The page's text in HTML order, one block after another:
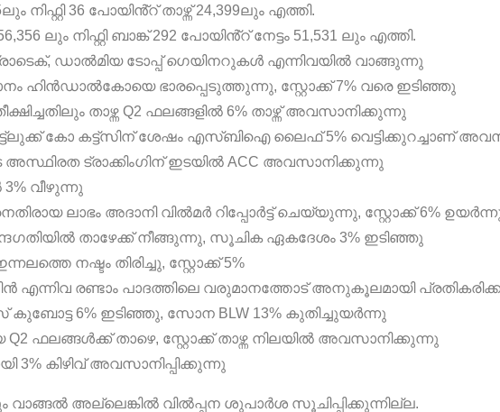
36 പോയിൻ്റ് താഴ്ന്ന് 24,399ലും എത്തി.
ലും നിഫ്റ്റി ബാങ്ക് 292 പോയിൻ്റ് നേട്ടം 51,531 ലും എത്തി.
ഡാൽമിയ ടോപ്പ് ഗെയിനറുകൾ എന്നിവയിൽ വാങ്ങുന്നു
ഹിൻഡാൽകോയെ ഭാരപ്പെടുത്തുന്നു, സ്റ്റോക്ക് 7% വരെ ഇടിഞ്ഞു
താഴ്ന്ന Q2 ഫലങ്ങളിൽ 6% താഴ്ന്ന് അവസാനിക്കുന്നു
കോ കട്ട്‌സിന് ശേഷം എസ്‌ബിഐ ലൈഫ് 5% വെട്ടിക്കുറച്ചാണ്
ട്രാക്കിംഗിന് ഇടയിൽ ACC അവസാനിക്കുന്നു
3% വീഴുന്നു
ലാഭം അദാനി വിൽമർ റിപ്പോർട്ട് ചെയ്യുന്നു, സ്റ്റോക്ക് 6%
താഴേക്ക് നീങ്ങുന്നു, സൂചിക ഏകദേശം 3% ഇടിഞ്ഞു
നഷ്ടം തിരിച്ചു, സ്റ്റോക്ക് 5%
എന്നിവ രണ്ടാം പാദത്തിലെ വരുമാനത്തോട് അനുകൂലമായി
കുബോട്ട 6% ഇടിഞ്ഞു, സോന BLW 13% കുതിച്ചുയർന്നു
ഫലങ്ങൾക്ക് താഴെ, സ്റ്റോക്ക് താഴ്ന്ന നിലയിൽ അവസാനിക്കുന്നു
കിഴിവ് അവസാനിപ്പിക്കുന്നു
വാങ്ങൽ അല്ലെങ്കിൽ വിൽപ്പന ശുപാർശ സൂചിപ്പിക്കുന്നില്ല.